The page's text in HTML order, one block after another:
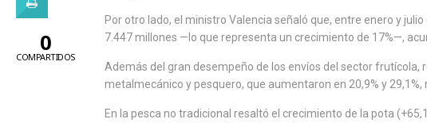
Por otro lado, el ministro Valencia señaló que, entre enero y
7.447 millones —lo que representa un crecimiento de 17%—,
Además del gran desempeño de los envíos del sector
metalmecánico y pesquero, que aumentaron en 20,9% y 29,1%,
En la pesca no tradicional resaltó el crecimiento de la pota
0
COMPARTIDOS